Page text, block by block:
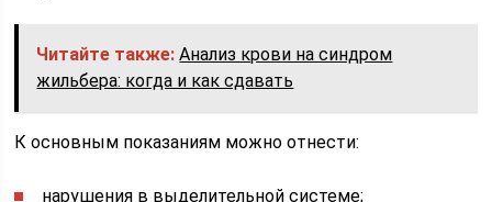
Читайте также: Анализ крови на синдром
жильбера: когда и как сдавать
К основным показаниям можно отнести:
нарушения в выделительной системе;